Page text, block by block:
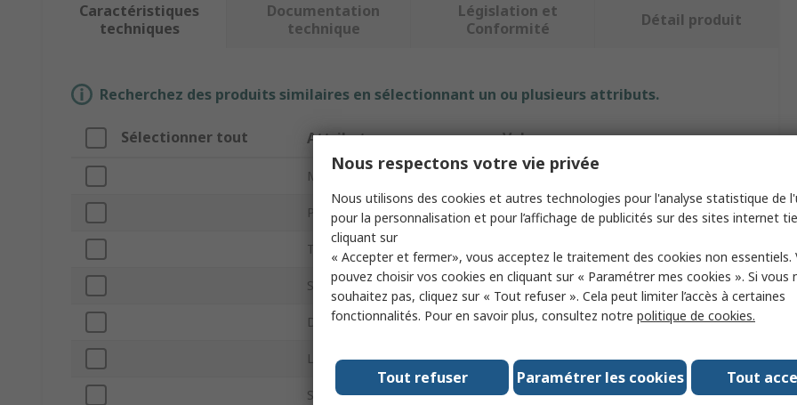
Caractéristiques
techniques
Documentation
technique
Législation et
Conformité
Détail produit
Recherchez des produits similaires en sélectionnant un ou plusieurs attributs.
Sélectionner tout Attribut Valeur
Marque Variohm Group
Pulsations par tour 640ppt
Type de produit Codeur rotatif mécanique
Style de l'axe Rond
Diamètre d'arbre 0.38pouce
Lecture d'encodeur Incrémental
Signal d'encodeur 2 canaux à quadrature
Nous respectons votre vie privée
Nous utilisons des cookies et autres technologies pour l'analyse statistique de
pour la personnalisation et pour l’affichage de publicités sur des sites internet
cliquant sur
« Accepter et fermer», vous acceptez le traitement des cookies non essentiels.
pouvez choisir vos cookies en cliquant sur « Paramétrer mes cookies ». Si vous
souhaitez pas, cliquez sur « Tout refuser ». Cela peut limiter l’accès à certaines
fonctionnalités. Pour en savoir plus, consultez notre politique de cookies.
Tout
Paramétrer les cookies
Tout refuser